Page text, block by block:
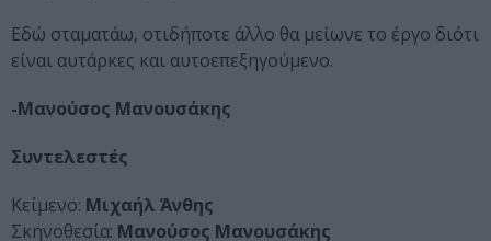
Εδώ σταματάω, οτιδήποτε άλλο θα μείωνε το έργο διότι
είναι αυτάρκες και αυτοεπεξηγούμενο.
-Μανούσος Μανουσάκης
Συντελεστές
Κείμενο: Μιχαήλ Άνθης
Σκηνοθεσία: Μανούσος Μανουσάκης